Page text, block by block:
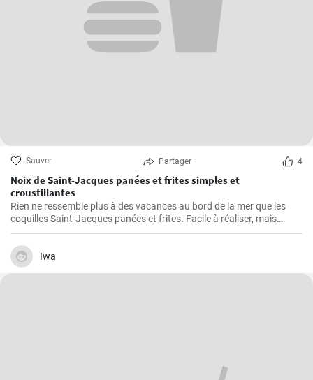
Sauver Partager 4
Noix de Saint-Jacques panées et frites simples et
croustillantes
Rien ne ressemble plus à des vacances au bord de la mer que les
coquilles Saint-Jacques panées et frites. Facile à réaliser, mais
également gastronomique, cette recette permet d'obtenir des
coquilles Saint-Jacques fraîches légèrement panées et dorées, à
l'extérieur croustillant et à l'intérieur succulent. Elles sont parfaites
comme plat principal à servir avec une sauce à tremper, des frites et
Iwa